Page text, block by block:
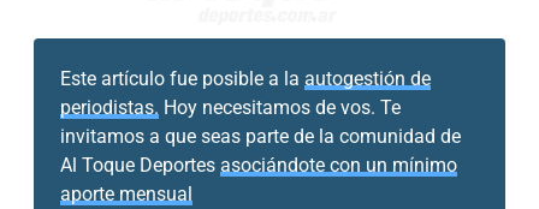
Este artículo fue posible a la autogestión de
periodistas. Hoy necesitamos de vos. Te
invitamos a que seas parte de la comunidad de
Al Toque Deportes asociándote con un mínimo
aporte mensual